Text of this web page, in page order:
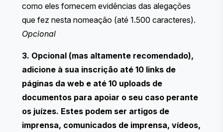
como eles fornecem evidências das alegações
que fez nesta nomeação (até 1.500 caracteres).
Opcional
3. Opcional (mas altamente recomendado),
adicione à sua inscrição até 10 links de
páginas da web e até 10 uploads de
documentos para apoiar o seu caso perante
os juízes. Estes podem ser artigos de
imprensa, comunicados de imprensa, vídeos,